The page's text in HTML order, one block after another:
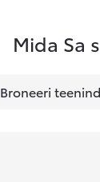
Mida Sa
Broneeri